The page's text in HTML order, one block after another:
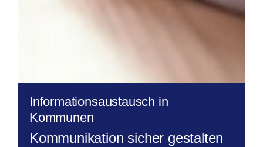
Informationsaustausch in
Kommunen
Kommunikation sicher gestalten